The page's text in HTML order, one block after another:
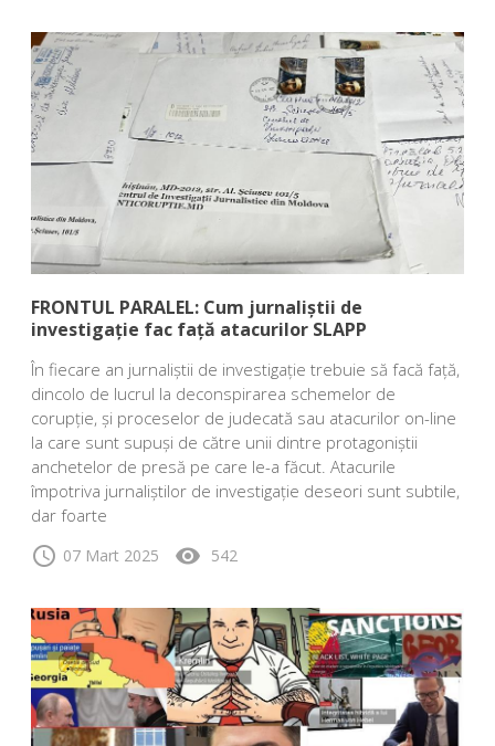
FRONTUL PARALEL: Cum jurnaliștii de
investigație fac față atacurilor SLAPP
În fiecare an jurnaliștii de investigație trebuie să facă față,
dincolo de lucrul la deconspirarea schemelor de
corupție, și proceselor de judecată sau atacurilor on-line
la care sunt supuși de către unii dintre protagoniștii
anchetelor de presă pe care le-a făcut. Atacurile
împotriva jurnaliștilor de investigație deseori sunt subtile,
dar foarte
schedule 07 Mart 2025 visibility 542